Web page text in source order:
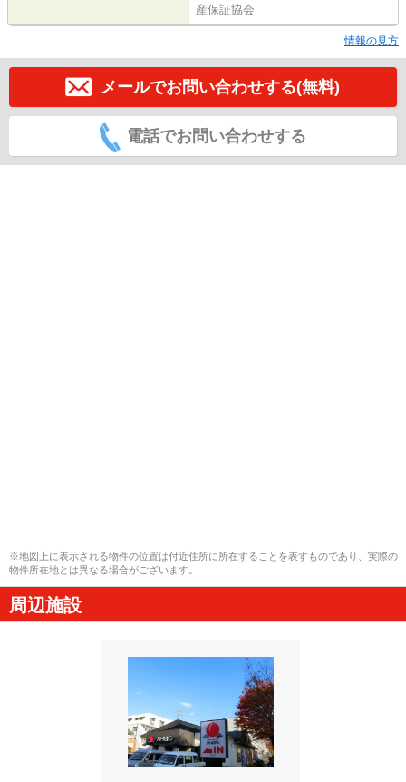
産保証協会
情報の見方
メールでお問い合わせする(無料)
電話でお問い合わせする
※地図上に表示される物件の位置は付近住所に所在することを表すものであり、実際の
物件所在地とは異なる場合がございます。
周辺施設